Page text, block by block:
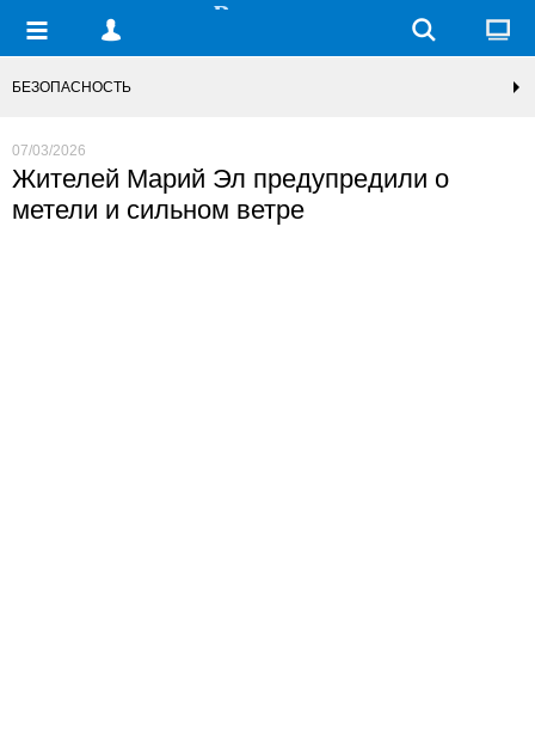
БЕЗОПАСНОСТЬ
07/03/2026
Жителей Марий Эл предупредили о
метели и сильном ветре